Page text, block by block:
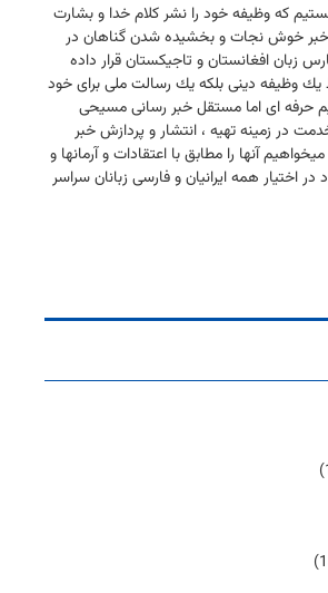
كه وظیفه خود را نشر كلام خدا و بشارت
خبر خوش نجات و بخشیده شدن گناهان در
زبان افغانستان و تاجیكستان قرار داده
یك وظیفه دینی بلكه یك رسالت ملی برای خود
حرفه ای اما مستقل خبر رسانی مسیحی
در زمینه تهیه ، انتشار و پردازش خبر
آنها را مطابق با اعتقادات و آرمانها و
اختیار همه ایرانیان و فارسی زبانان سراسر